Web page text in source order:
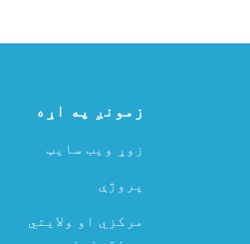
زمونږ په اړه
زوړ ویب سایټ
پروژې
مرکزي او ولایتي